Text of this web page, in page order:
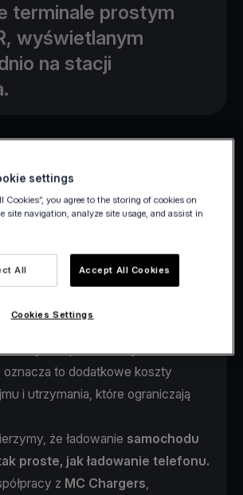
terminale prostym
wyświetlanym
na stacji
zmieniają mobilność w całej
wyzwanie pozostaje:płatności na
używać przestarzałych terminali.
oznacza to dodatkowe koszty
i utrzymania, które ograniczają
że ładowanie samochodu
proste, jak ładowanie telefonu.
z MC Chargers,
settings
Cookies”, you agree to the storing of cookies on
site navigation, analyze site usage, and assist in
All Accept All Cookies
Cookies Settings